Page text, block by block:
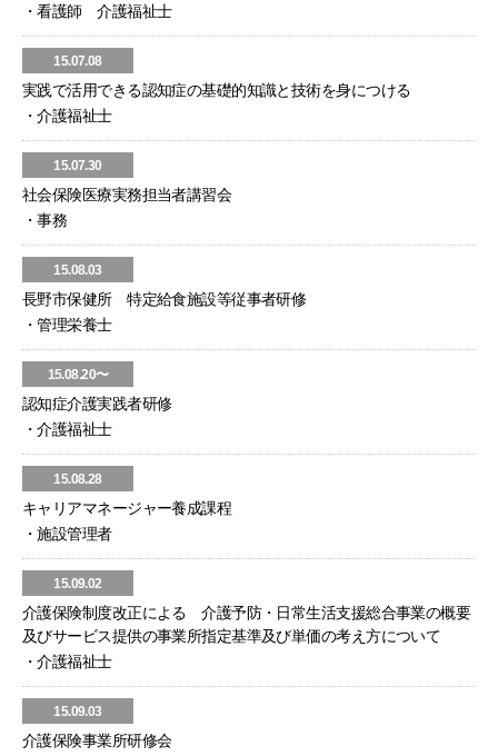
・看護師 介護福祉士
15.07.08
実践で活用できる認知症の基礎的知識と技術を身につける
・介護福祉士
15.07.30
社会保険医療実務担当者講習会
・事務
15.08.03
長野市保健所 特定給食施設等従事者研修
・管理栄養士
15.08.20〜
認知症介護実践者研修
・介護福祉士
15.08.28
キャリアマネージャー養成課程
・施設管理者
15.09.02
介護保険制度改正による 介護予防・日常生活支援総合事業の概要
及びサービス提供の事業所指定基準及び単価の考え方について
・介護福祉士
15.09.03
介護保険事業所研修会